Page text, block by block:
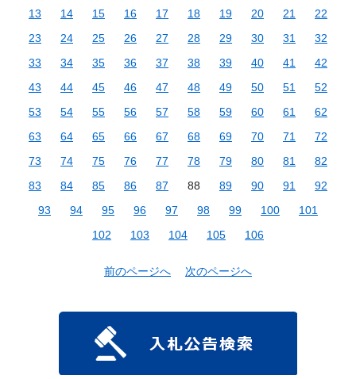
13
14 15 16 17 18 19 20 21
22
23
24 25 26 27 28 29 30 31
32
33
34 35 36 37 38 39 40 41
42
43
44 45 46 47 48 49 50 51
52
53
54 55 56 57 58 59 60 61
62
63
64 65 66 67 68 69 70 71
72
73
74 75 76 77 78 79 80 81
82
83
84 85 86 87 88 89 90 91
92
93
94 95 96 97 98 99 100
101
102
103 104 105 106
前のページへ 次のページへ